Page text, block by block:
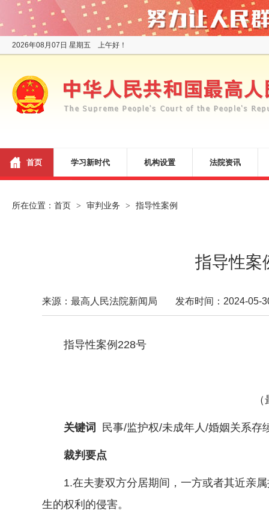
2026年08月07日 星期五 上午好！
首页 学习新时代 机构设置 法院资讯
所在位置： 首页 > 审判业务 > 指导性案例
指导性案
来源：最高人民法院新闻局 发布时间：2024-05-
指导性案例228号
（最
关键词 民事/监护权/未成年人/婚姻关系存
裁判要点
1.在夫妻双方分居期间，一方或者其近亲属
生的权利的侵害。